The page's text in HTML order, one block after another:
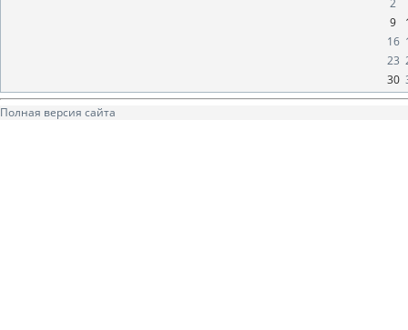
2
9
16
23
30
Полная версия сайта